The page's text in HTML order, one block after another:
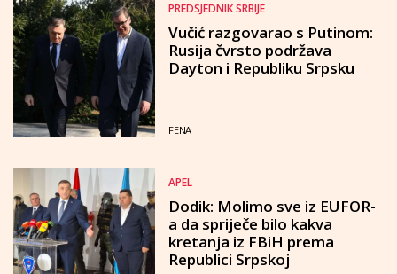
PREDSJEDNIK SRBIJE
Vučić razgovarao s Putinom:
Rusija čvrsto podržava
Dayton i Republiku Srpsku
FENA
APEL
Dodik: Molimo sve iz EUFOR-
a da spriječe bilo kakva
kretanja iz FBiH prema
Republici Srpskoj